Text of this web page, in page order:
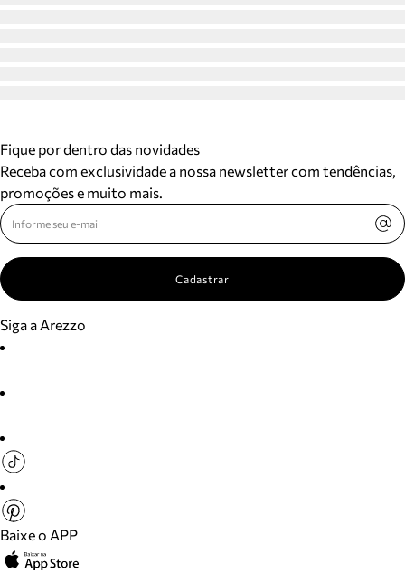
Fique por dentro das novidades
Receba com exclusividade a nossa newsletter com tendências,
promoções e muito mais.
Cadastrar
Siga a Arezzo
Baixe o APP